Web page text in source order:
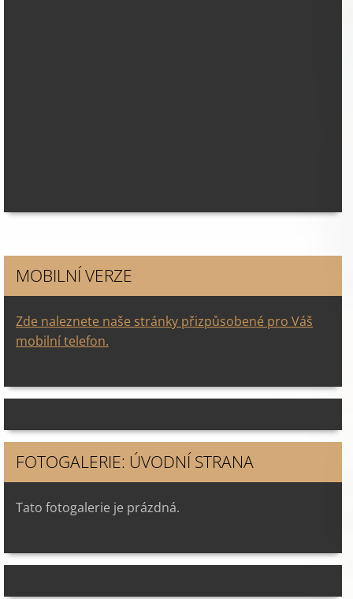
MOBILNÍ VERZE
Zde naleznete naše stránky přizpůsobené pro Váš
mobilní telefon.
FOTOGALERIE: ÚVODNÍ STRANA
Tato fotogalerie je prázdná.